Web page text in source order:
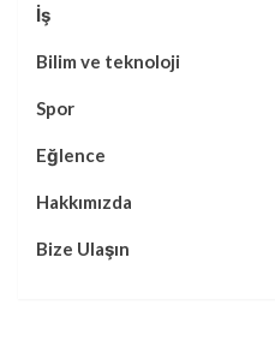
İş
Bilim ve teknoloji
Spor
Eğlence
Hakkımızda
Bize Ulaşın